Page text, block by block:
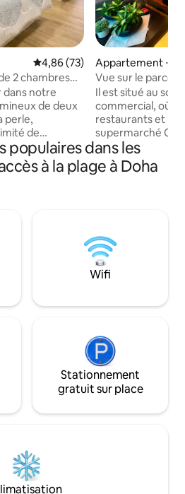
Évaluation moyenne sur la
4,86 (73)
2 chambres
la mer
dans notre
de deux
perle,
de
magasins
vue sur la mer.
passer du
équipée avec
une salle de
aire de jeux
promenade
service
Appartement ⋅
Vue sur le
étage, 2
Il est situé au
commercial, où
restaurants et
supermarché
d'obtenir votre
commercial
Vous trouverez
tennis et aire de
enfants - Savon
pour le corps,
shampoing,
fraîches - Eau
populaires dans les
à la plage à Doha
Wifi
Stationnement
gratuit sur place